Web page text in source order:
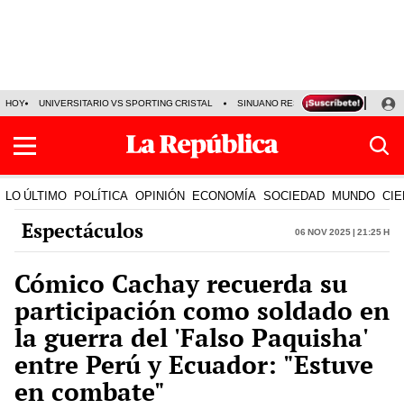
HOY UNIVERSITARIO VS SPORTING CRISTAL SINUANO RESULTADOS HOY
LO ÚLTIMO POLÍTICA OPINIÓN ECONOMÍA SOCIEDAD MUNDO
Espectáculos 06 Nov 2025 | 21:25 h
Cómico Cachay recuerda su
participación como soldado en
la guerra del 'Falso Paquisha'
entre Perú y Ecuador: "Estuve
en combate"